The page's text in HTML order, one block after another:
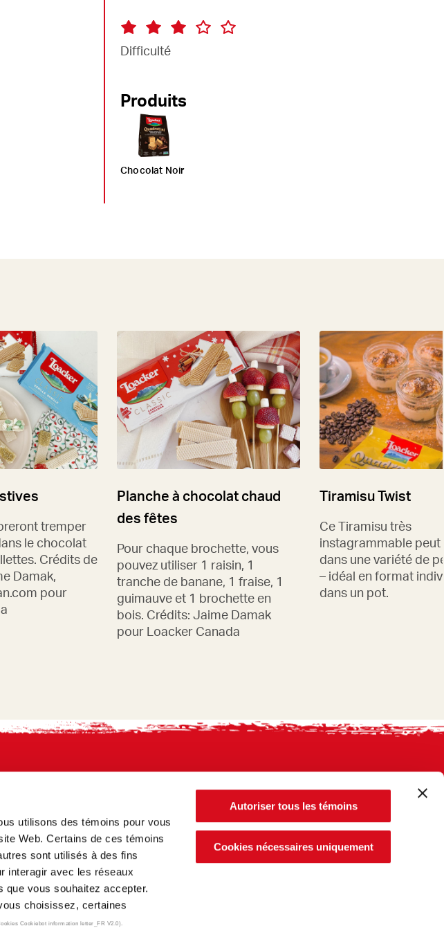
utilisons des témoins pour vous
Web. Certains de ces témoins
sont utilisés à des fins
interagir avec les réseaux
que vous souhaitez accepter.
choisissez, certaines
Cookiebot information letter_FR V2.0).
Autoriser tous les témoins
Cookies nécessaires uniquement
Difficulté
Produits
Chocolat Noir
tremper
le chocolat
Crédits de
Damak,
pour
Planche à chocolat chaud
des fêtes
Pour chaque brochette, vous
pouvez utiliser 1 raisin, 1
tranche de banane, 1 fraise, 1
guimauve et 1 brochette en
bois. Crédits: Jaime Damak
pour Loacker Canada
Tiramisu Twist
Ce Tiramisu très
instagrammable peut
dans une variété de
– idéal en format
dans un pot.
SUR L’ENTREPRISE CONFIDENTIALITÉ